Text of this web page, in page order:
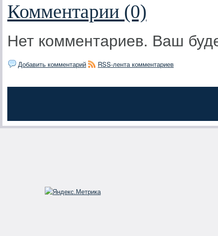
Комментарии (0)
Нет комментариев. Ваш
Добавить комментарий RSS-лента комментариев